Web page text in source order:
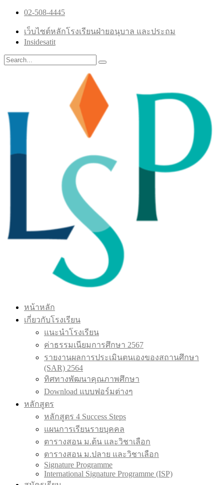
02-508-4445
เว็บไซต์หลักโรงเรียนฝ่ายอนุบาล และประถม
Insidesatit
หน้าหลัก
เกี่ยวกับโรงเรียน
แนะนำโรงเรียน
ค่าธรรมเนียมการศึกษา 2567
รายงานผลการประเมินตนเองของสถานศึกษา
(SAR) 2564
ทิศทางพัฒนาคุณภาพศึกษา
Download แบบฟอร์มต่างๆ
หลักสูตร
หลักสูตร 4 Success Steps
แผนการเรียนรายบุคคล
ตารางสอน ม.ต้น และวิชาเลือก
ตารางสอน ม.ปลาย และวิชาเลือก
Signature Programme
International Signature Programme (ISP)